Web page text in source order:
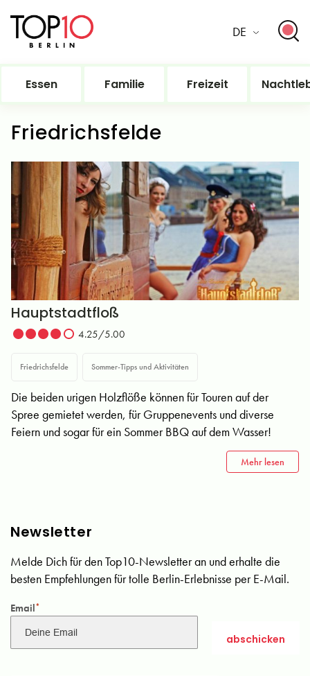
DE
Essen Familie Freizeit
Friedrichsfelde
Hauptstadtfloß
4.25/5.00
Friedrichsfelde Sommer-Tipps und Aktivitäten
Die beiden urigen Holzflöße können für Touren auf der
Spree gemietet werden, für Gruppenevents und diverse
Feiern und sogar für ein Sommer BBQ auf dem Wasser!
Mehr lesen
Newsletter
Melde Dich für den Top10-Newsletter an und erhalte die
besten Empfehlungen für tolle Berlin-Erlebnisse per E-Mail.
Email*